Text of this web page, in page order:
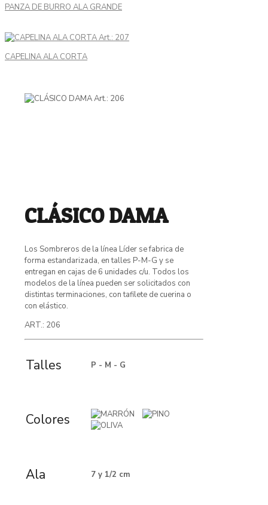
PANZA DE BURRO ALA GRANDE
CAPELINA ALA CORTA
CLÁSICO DAMA
Los Sombreros de la línea Líder se fabrica de
forma estandarizada, en talles P-M-G y se
entregan en cajas de 6 unidades c/u. Todos los
modelos de la línea pueden ser solicitados con
distintas terminaciones, con tafilete de cuerina o
con elástico.
ART.: 206
Talles P - M - G
Colores
Ala 7 y 1/2 cm